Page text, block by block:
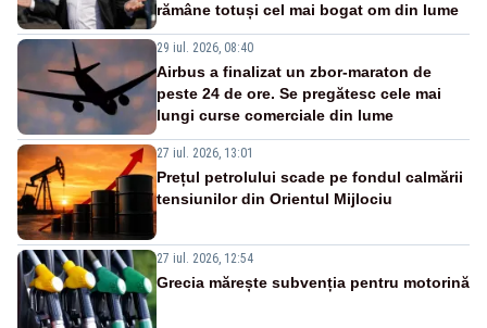
rămâne totuși cel mai bogat om din lume
29 iul. 2026, 08:40
Airbus a finalizat un zbor-maraton de
peste 24 de ore. Se pregătesc cele mai
lungi curse comerciale din lume
27 iul. 2026, 13:01
Prețul petrolului scade pe fondul calmării
tensiunilor din Orientul Mijlociu
27 iul. 2026, 12:54
Grecia mărește subvenția pentru motorină